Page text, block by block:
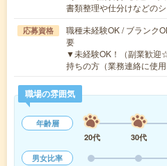
書類整理や仕分けなどの
応募資格
職種未経験OK / ブランク
要
▼未経験OK！（副業歓
持ちの方（業務連絡に使
職場の雰囲気
年齢層
20代
30代
男女比率